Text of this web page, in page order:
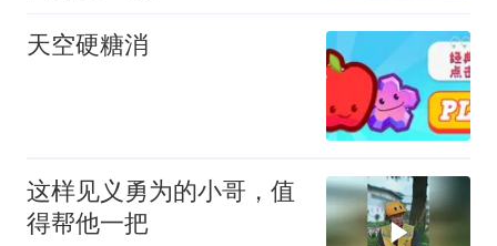
天空硬糖消
这样见义勇为的小哥，值
得帮他一把